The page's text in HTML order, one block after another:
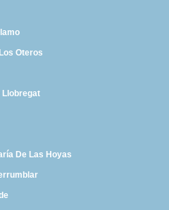
Oteros
Llobregat
De Las Hoyas